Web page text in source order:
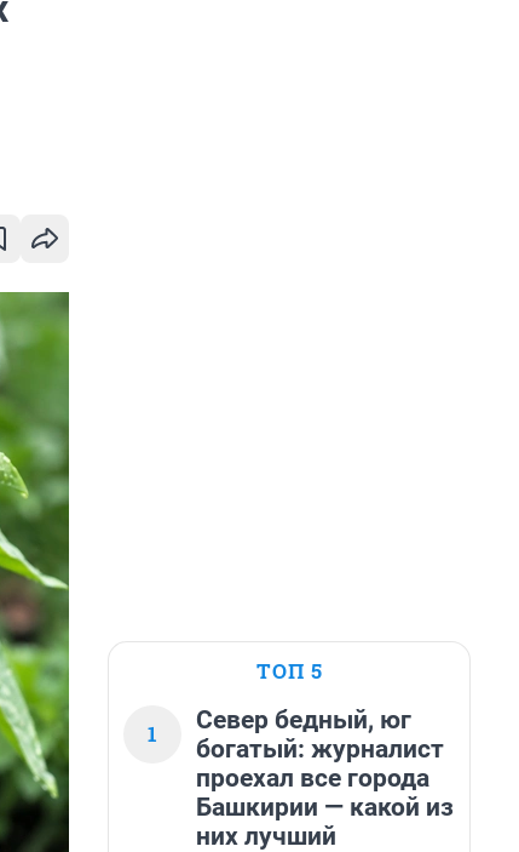
ТОП 5
1
Север бедный, юг
богатый: журналист
проехал все города
Башкирии — какой из
них лучший